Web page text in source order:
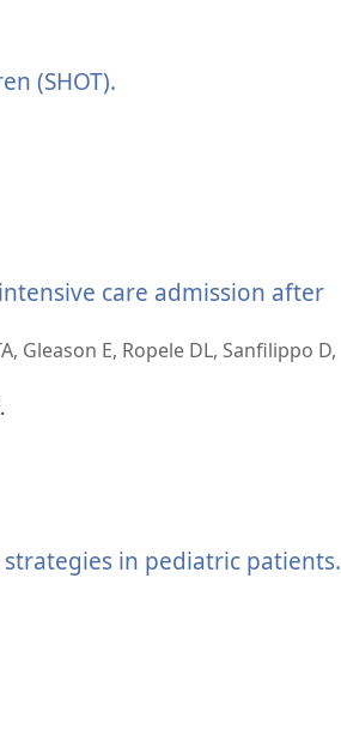
(SHOT).
care admission after
Gleason E, Ropele DL, Sanfilippo D,
in pediatric patients.